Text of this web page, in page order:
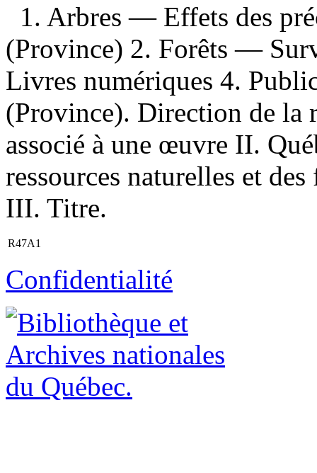
1. Arbres — Effets des
(Province) 2. Forêts —
Livres numériques 4.
(Province). Direction de la
associé à une œuvre II.
ressources naturelles et
III. Titre.
R47A1
Confidentialité